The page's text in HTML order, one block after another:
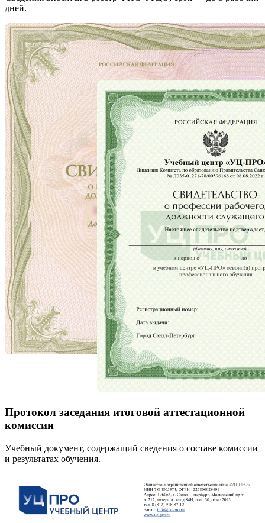
дней.
Протокол заседания итоговой аттестационной
комиссии
Учебный документ, содержащий сведения о составе комиссии
и результатах обучения.